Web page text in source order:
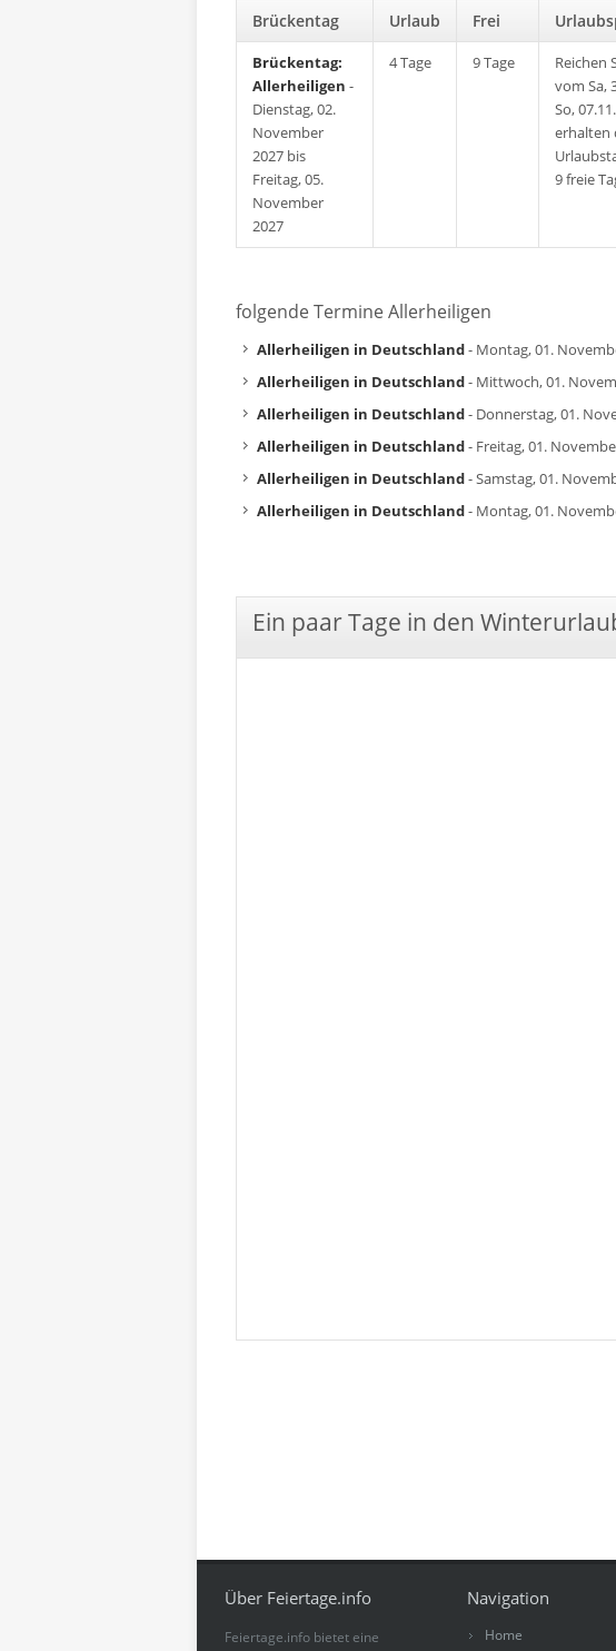
Brückentag Urlaub Frei
Brückentag:
Allerheiligen -
Dienstag, 02.
November
2027 bis
Freitag, 05.
November
2027
4 Tage 9 Tage
Reichen
vom Sa,
So,
erhalten
9 freie
folgende Termine Allerheiligen
Allerheiligen in Deutschland- Montag, 01.
Allerheiligen in Deutschland- Mittwoch, 01.
Allerheiligen in Deutschland- Donnerstag, 01.
Allerheiligen in Deutschland- Freitag, 01.
Allerheiligen in Deutschland- Samstag, 01.
Allerheiligen in Deutschland- Montag, 01.
Ein paar Tage in den
Über Feiertage.info
Feiertage.info bietet eine
Navigation
Home